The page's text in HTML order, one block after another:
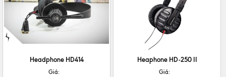
CHI TIẾT MUA NGAY
Headphone HD414
Giá:
CHI TIẾT
Heaphone HD-250 II
Giá: